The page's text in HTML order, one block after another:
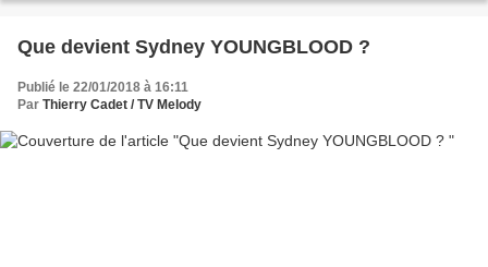
Que devient Sydney YOUNGBLOOD ?
Publié le 22/01/2018 à 16:11
Par Thierry Cadet / TV Melody